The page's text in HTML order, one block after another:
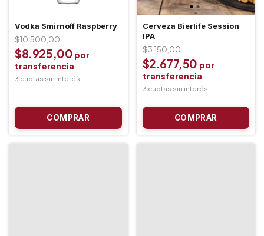
Vodka Smirnoff Raspberry
$10.500,00
$8.925,00
Cerveza Bierlife Session
IPA
$3.150,00
$2.677,50